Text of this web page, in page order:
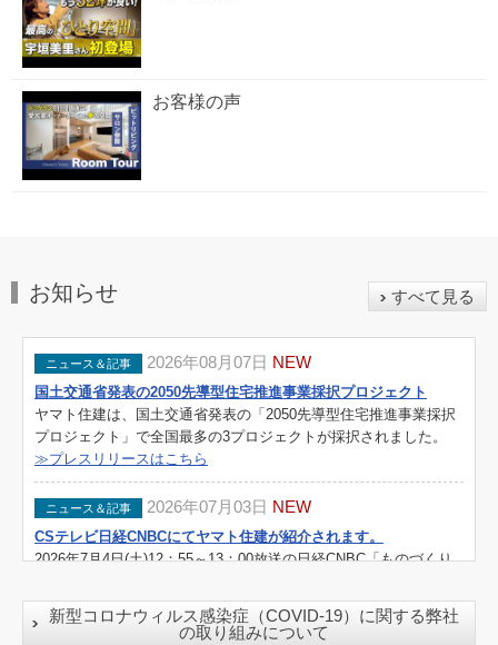
お客様の声
お知らせ すべて見る
ニュース＆記事 2026年08月07日 NEW
国土交通省発表の2050先導型住宅推進事業採択プロジェクト
ヤマト住建は、国土交通省発表の「2050先導型住宅推進事業採択
プロジェクト」で全国最多の3プロジェクトが採択されました。
≫プレスリリースはこちら
ニュース＆記事 2026年07月03日 NEW
CSテレビ日経CNBCにてヤマト住建が紹介されます。
2026年7月4日(土)12：55～13：00放送の日経CNBC「ものづくり
»CSテレビ日経CNBCのものづくりの挑人たちはこちら
新型コロナウィルス感染症（COVID-19）に関する弊社
の取り組みについて